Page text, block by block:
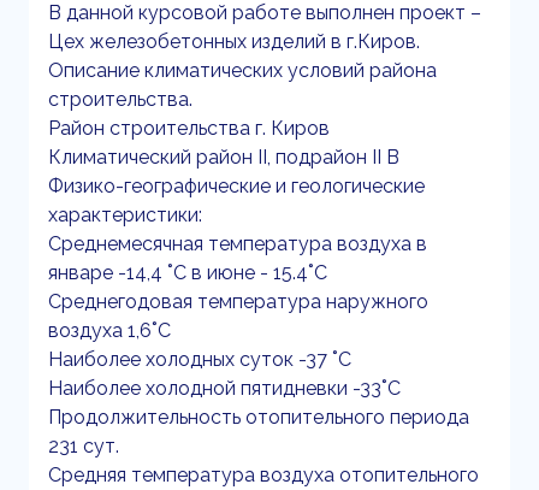
В данной курсовой работе выполнен проект –
Цех железобетонных изделий в г.Киров.
Описание климатических условий района
строительства.
Район строительства г. Киров
Климатический район II, подрайон II В
Физико-географические и геологические
характеристики:
Среднемесячная температура воздуха в
январе -14,4 ˚С в июне - 15.4˚С
Среднегодовая температура наружного
воздуха 1,6˚С
Наиболее холодных суток -37 ˚С
Наиболее холодной пятидневки -33˚С
Продолжительность отопительного периода
231 сут.
Средняя температура воздуха отопительного